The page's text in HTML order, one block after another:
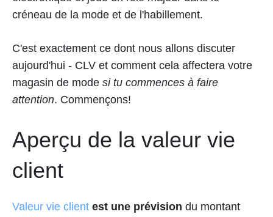
créneau de la mode et de l'habillement.
C'est exactement ce dont nous allons discuter
aujourd'hui - CLV et comment cela affectera votre
magasin de mode si tu commences à faire
attention. Commençons!
Aperçu de la valeur vie
client
Valeur vie client est une prévision du montant